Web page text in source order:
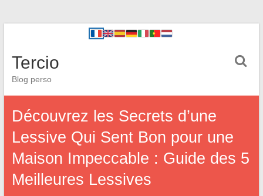
Tercio
Blog perso
Découvrez les Secrets d’une
Lessive Qui Sent Bon pour une
Maison Impeccable : Guide des 5
Meilleures Lessives